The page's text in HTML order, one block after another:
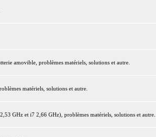
amovible, problèmes matériels, solutions et autre.
matériels, solutions et autre.
GHz et i7 2,66 GHz), problèmes matériels, solutions et autre.